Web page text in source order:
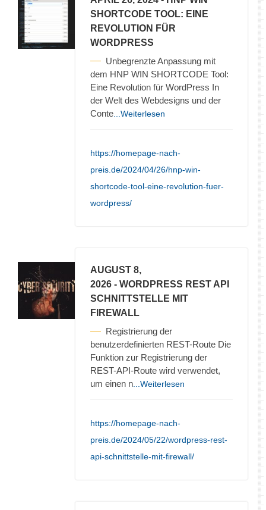
SHORTCODE TOOL: EINE
REVOLUTION FÜR
WORDPRESS
Unbegrenzte Anpassung mit
dem HNP WIN SHORTCODE Tool:
Eine Revolution für WordPress In
der Welt des Webdesigns und der
Conte ...Weiterlesen
https://homepage-nach-
preis.de/2024/04/26/hnp-win-
shortcode-tool-eine-revolution-fuer-
wordpress/
AUGUST 8,
2026 - WORDPRESS REST API
SCHNITTSTELLE MIT
FIREWALL
Registrierung der
benutzerdefinierten REST-Route Die
Funktion zur Registrierung der
REST-API-Route wird verwendet,
um einen n ...Weiterlesen
https://homepage-nach-
preis.de/2024/05/22/wordpress-rest-
api-schnittstelle-mit-firewall/